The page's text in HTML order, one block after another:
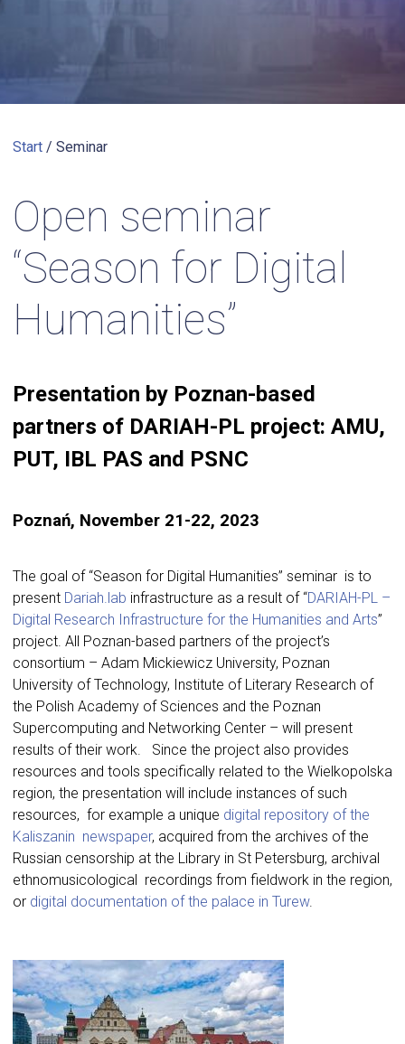
Start / Seminar
Open seminar
“Season for Digital
Humanities”
Presentation by Poznan-based
partners of DARIAH-PL project: AMU,
PUT, IBL PAS and PSNC
Poznań, November 21-22, 2023
The goal of “Season for Digital Humanities” seminar is to
present Dariah.lab infrastructure as a result of “DARIAH-PL –
Digital Research Infrastructure for the Humanities and Arts”
project. All Poznan-based partners of the project’s
consortium – Adam Mickiewicz University, Poznan
University of Technology, Institute of Literary Research of
the Polish Academy of Sciences and the Poznan
Supercomputing and Networking Center – will present
results of their work. Since the project also provides
resources and tools specifically related to the Wielkopolska
region, the presentation will include instances of such
resources, for example a unique digital repository of the
Kaliszanin newspaper, acquired from the archives of the
Russian censorship at the Library in St Petersburg, archival
ethnomusicological recordings from fieldwork in the region,
or digital documentation of the palace in Turew.